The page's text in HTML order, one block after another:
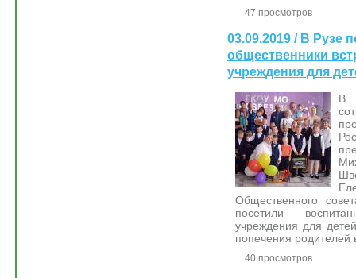
47 просмотров
03.09.2019 / В Рузе
общественники
учреждения для
В
Общественного
посетили
учреждения для
попечения родителей
40 просмотров